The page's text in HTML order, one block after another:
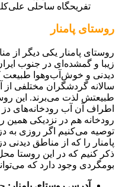
تفریحگاه ساحلی
روستای پامنار
روستای پامنار یکی دیگر
زیبا و گمشده‌ای در جنوب
دیدنی و خوش‌آب‌وهوا طبیعت
سالانه گردشگران مختلفی از
طبیعتش لذت می‌برند. این
اطراف آن آب رودخانه‌های
رودخانه هم در نزدیکی همین
توصیه می‌کنیم اگر روزی به
پامنار را که از مناطق
ذکر کنیم که در این روستا
بومگردی وجود دارد که